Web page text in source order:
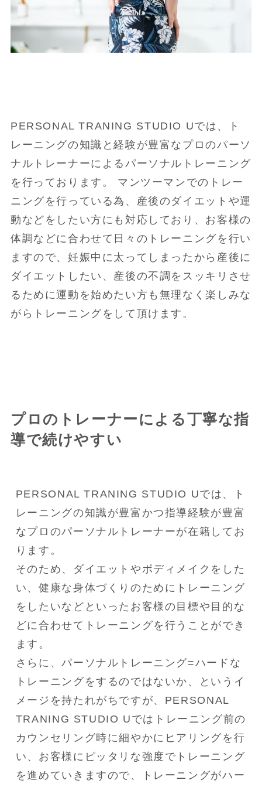
PERSONAL TRANING STUDIO Uでは、ト
レーニングの知識と経験が豊富なプロのパーソ
ナルトレーナーによるパーソナルトレーニング
を行っております。 マンツーマンでのトレー
ニングを行っている為、産後のダイエットや運
動などをしたい方にも対応しており、お客様の
体調などに合わせて日々のトレーニングを行い
ますので、妊娠中に太ってしまったから産後に
ダイエットしたい、産後の不調をスッキリさせ
るために運動を始めたい方も無理なく楽しみな
がらトレーニングをして頂けます。
プロのトレーナーによる丁寧な指
導で続けやすい
PERSONAL TRANING STUDIO Uでは、ト
レーニングの知識が豊富かつ指導経験が豊富
なプロのパーソナルトレーナーが在籍してお
ります。
そのため、ダイエットやボディメイクをした
い、健康な身体づくりのためにトレーニング
をしたいなどといったお客様の目標や目的な
どに合わせてトレーニングを行うことができ
ます。
さらに、パーソナルトレーニング=ハードな
トレーニングをするのではないか、というイ
メージを持たれがちですが、PERSONAL
TRANING STUDIO Uではトレーニング前の
カウンセリング時に細やかにヒアリングを行
い、お客様にピッタリな強度でトレーニング
を進めていきますので、トレーニングがハー